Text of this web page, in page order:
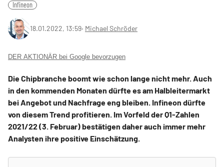
Infineon
18.01.2022, 13:59‧ Michael Schröder
DER AKTIONÄR bei Google bevorzugen
Die Chipbranche boomt wie schon lange nicht mehr. Auch
in den kommenden Monaten dürfte es am Halbleitermarkt
bei Angebot und Nachfrage eng bleiben. Infineon dürfte
von diesem Trend profitieren. Im Vorfeld der Q1-Zahlen
2021/22 (3. Februar) bestätigen daher auch immer mehr
Analysten ihre positive Einschätzung.